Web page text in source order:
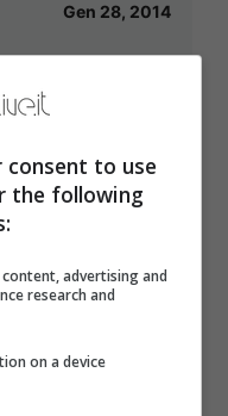
Gen 28, 2014
dei fuochi
fine
to use
the following
advertising and
research and
on a device